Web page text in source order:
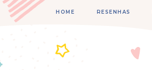
HOME RESENHAS